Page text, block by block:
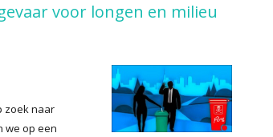
voor longen en milieu
zoek naar
we op een